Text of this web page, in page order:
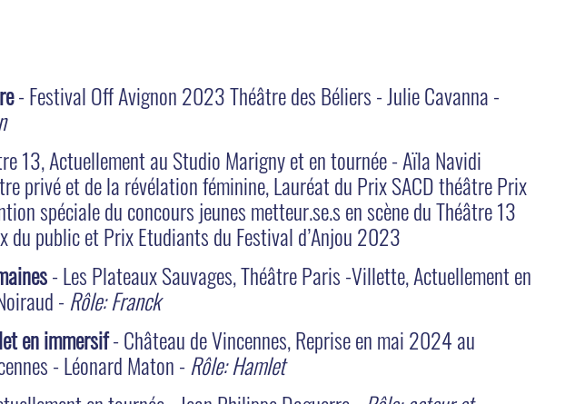
- Festival Off Avignon 2023 Théâtre des Béliers - Julie Cavanna -
13, Actuellement au Studio Marigny et en tournée - Aïla Navidi
privé et de la révélation féminine, Lauréat du Prix SACD théâtre Prix
spéciale du concours jeunes metteur.se.s en scène du Théâtre 13
du public et Prix Etudiants du Festival d’Anjou 2023
- Les Plateaux Sauvages, Théâtre Paris -Villette, Actuellement en
-Rôle: Franck
en immersif- Château de Vincennes, Reprise en mai 2024 au
- Léonard Maton -Rôle: Hamlet